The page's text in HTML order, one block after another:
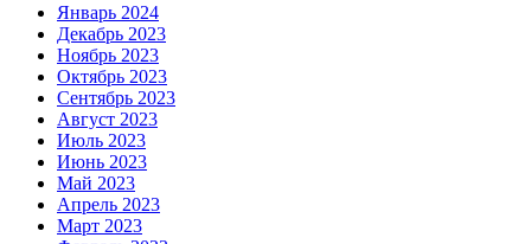
Январь 2024
Декабрь 2023
Ноябрь 2023
Октябрь 2023
Сентябрь 2023
Август 2023
Июль 2023
Июнь 2023
Май 2023
Апрель 2023
Март 2023